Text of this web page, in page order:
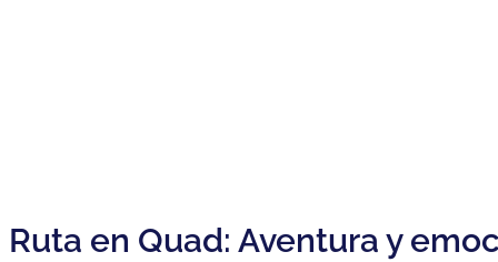
Ruta en Quad: Aventura y